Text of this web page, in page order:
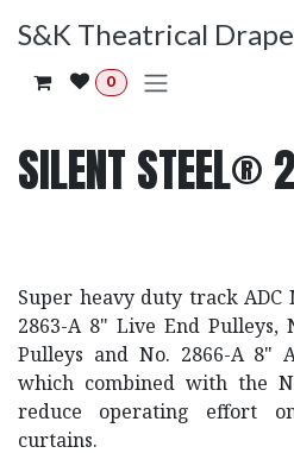
S&K Theatrical
0
SILENT STEEL®
Super heavy duty track ADC
2863-A 8" Live End Pulleys,
Pulleys and No. 2866-A 8"
which combined with the
reduce operating effort
curtains.